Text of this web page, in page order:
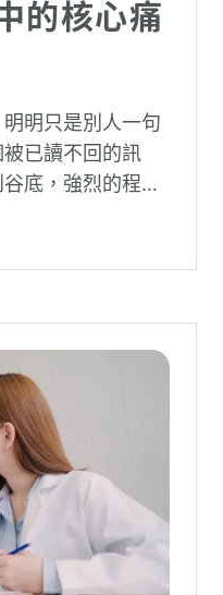
的核心痛
明只是別人一句
已讀不回的訊
底，強烈的程度
嗎？」